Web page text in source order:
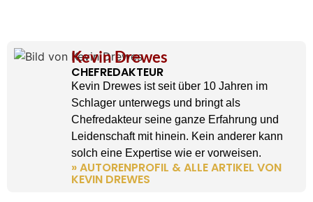
Kevin Drewes
CHEFREDAKTEUR
Kevin Drewes ist seit über 10 Jahren im
Schlager unterwegs und bringt als
Chefredakteur seine ganze Erfahrung und
Leidenschaft mit hinein. Kein anderer kann
solch eine Expertise wie er vorweisen.
» AUTORENPROFIL & ALLE ARTIKEL VON
KEVIN DREWES